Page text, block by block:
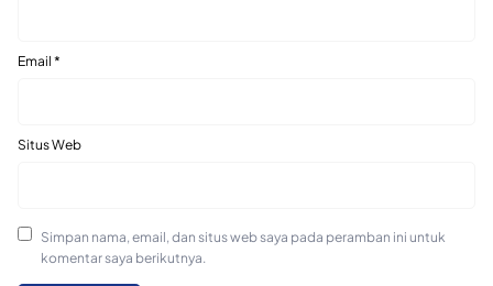
Email *
Situs Web
Simpan nama, email, dan situs web saya pada peramban ini untuk
komentar saya berikutnya.